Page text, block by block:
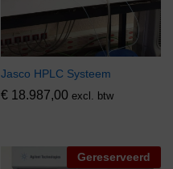
Jasco HPLC Systeem
€ 18.987,00 excl. btw
Gereserveerd